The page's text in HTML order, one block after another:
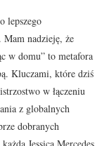
lepszego
Mam nadzieję, że
w domu” to metafora
Kluczami, które dziś
w łączeniu
z globalnych
dobranych